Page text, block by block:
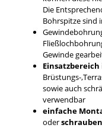
Die
Bohrspitze sind
Gewinde
Brüstungs-
sowie auch
verwendbar
einfache
oderschrauben